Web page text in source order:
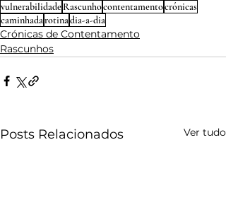
vulnerabilidadeRascunhocontentamentocrónicas
caminhadarotinadia-a-dia
Crónicas de Contentamento
Rascunhos
Posts Relacionados Ver tudo